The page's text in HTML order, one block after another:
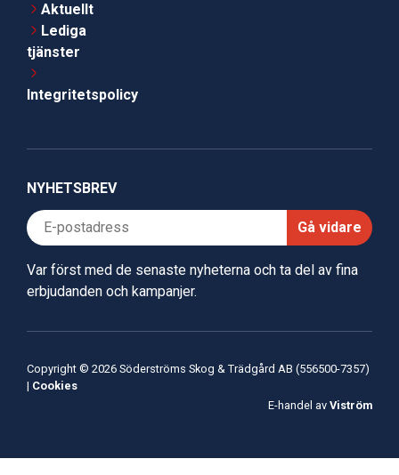
Aktuellt
Lediga
tjänster
Integritetspolicy
NYHETSBREV
Gå vidare
Var först med de senaste nyheterna och ta del av fina
erbjudanden och kampanjer.
Copyright © 2026 Söderströms Skog & Trädgård AB (556500-7357)
| Cookies
E-handel av Viström